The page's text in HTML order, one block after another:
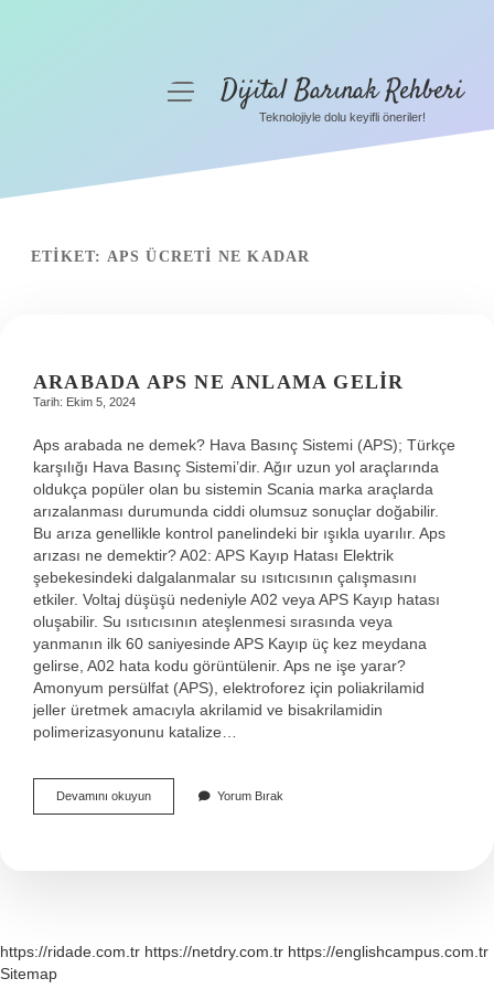
Gizlilik Politikası
menüyü
aç
Dijital Barınak Rehberi
Teknolojiyle dolu keyifli öneriler!
ETIKET: APS ÜCRETI NE KADAR
ARABADA APS NE ANLAMA GELIR
Tarih: Ekim 5, 2024
Aps arabada ne demek? Hava Basınç Sistemi (APS); Türkçe
karşılığı Hava Basınç Sistemi’dir. Ağır uzun yol araçlarında
oldukça popüler olan bu sistemin Scania marka araçlarda
arızalanması durumunda ciddi olumsuz sonuçlar doğabilir.
Bu arıza genellikle kontrol panelindeki bir ışıkla uyarılır. Aps
arızası ne demektir? A02: APS Kayıp Hatası Elektrik
şebekesindeki dalgalanmalar su ısıtıcısının çalışmasını
etkiler. Voltaj düşüşü nedeniyle A02 veya APS Kayıp hatası
oluşabilir. Su ısıtıcısının ateşlenmesi sırasında veya
yanmanın ilk 60 saniyesinde APS Kayıp üç kez meydana
gelirse, A02 hata kodu görüntülenir. Aps ne işe yarar?
Amonyum persülfat (APS), elektroforez için poliakrilamid
jeller üretmek amacıyla akrilamid ve bisakrilamidin
polimerizasyonunu katalize…
Devamını okuyunArabada
Aps
Yorum Bırak
https://ridade.com.tr https://netdry.com.tr https://englishcampus.com.tr
Sitemap